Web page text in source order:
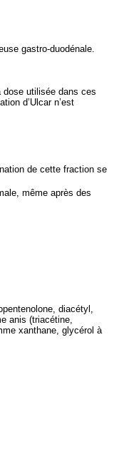
gastro-duodénale.
dose utilisée dans ces
d’Ulcar n’est
de cette fraction se
même après des
diacétyl,
anis (triacétine,
xanthane, glycérol à